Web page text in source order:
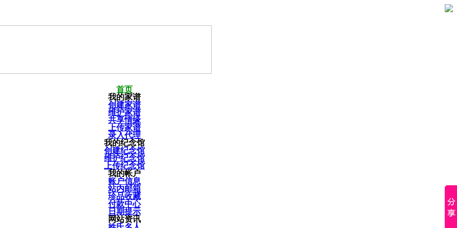
首页
我的家谱
创建家谱
维护家谱
共享情缘
上传家谱
录入代理
我的纪念馆
创建纪念馆
维护纪念馆
上传纪念馆
我的帐户
账户信息
站内邮箱
珍品收藏
付款中心
日期提示
网站资讯